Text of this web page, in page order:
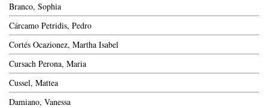
Branco, Sophia
Cárcamo Petridis, Pedro
Cortés Ocazionez, Martha Isabel
Cursach Perona, Maria
Cussel, Mattea
Damiano, Vanessa